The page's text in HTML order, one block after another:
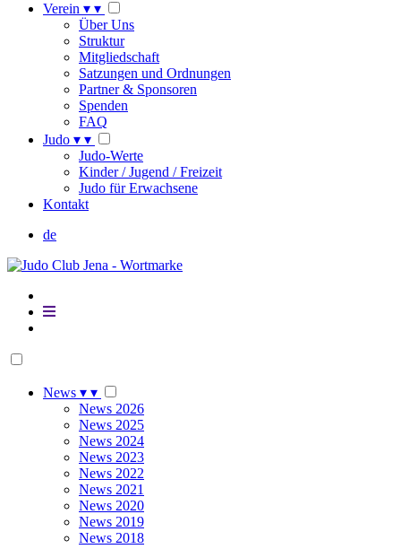
Verein ▾ ▾
Über Uns
Struktur
Mitgliedschaft
Satzungen und Ordnungen
Partner & Sponsoren
Spenden
FAQ
Judo ▾ ▾
Judo-Werte
Kinder / Jugend / Freizeit
Judo für Erwachsene
Kontakt
de
News ▾ ▾
News 2026
News 2025
News 2024
News 2023
News 2022
News 2021
News 2020
News 2019
News 2018